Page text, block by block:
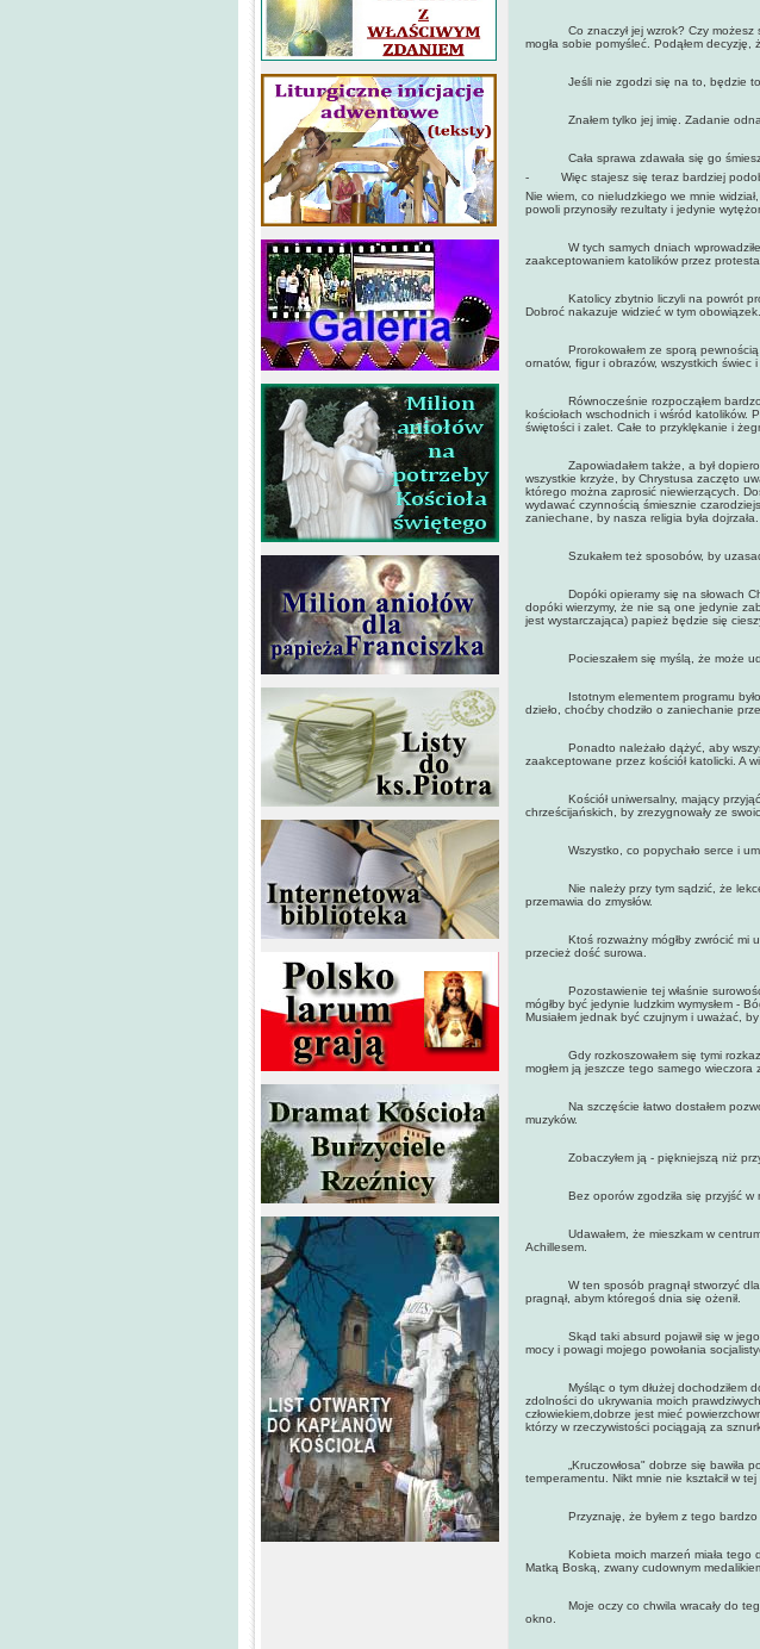
Co znaczył jej wzrok? Czy możesz się
mogła sobie pomyśleć. Podąłem decyzję,
Jeśli nie zgodzi się na to, będzie to
Znałem tylko jej imię. Zadanie
Cała sprawa zdawała się go
- Więc stajesz się teraz bardziej
Nie wiem, co nieludzkiego we mnie
powoli przynosiły rezultaty i jedynie
W tych samych dniach wprowadziłem
zaakceptowaniem katolików przez
Katolicy zbytnio liczyli na powrót
Dobroć nakazuje widzieć w tym
Prorokowałem ze sporą pewnością
ornatów, figur i obrazów, wszystkich świec
Równocześnie rozpocząłem bardzo
kościołach wschodnich i wśród
świętości i zalet. Całe to przyklękanie i
Zapowiadałem także, a był dopiero
wszystkie krzyże, by Chrystusa zaczęto
którego można zaprosić niewierzących.
wydawać czynnością śmiesznie
zaniechane, by nasza religia była dojrzała.
Szukałem też sposobów, by
Dopóki opieramy się na słowach
dopóki wierzymy, że nie są one jedynie
jest wystarczająca) papież będzie się
Pocieszałem się myślą, że może
Istotnym elementem programu było
dzieło, choćby chodziło o zaniechanie
Ponadto należało dążyć, aby
zaakceptowane przez kościół katolicki. A
Kościół uniwersalny, mający przyjąć
chrześcijańskich, by zrezygnowały ze
Wszystko, co popychało serce i
Nie należy przy tym sądzić, że
przemawia do zmysłów.
Ktoś rozważny mógłby zwrócić mi
przecież dość surowa.
Pozostawienie tej właśnie surowości
mógłby być jedynie ludzkim wymysłem -
Musiałem jednak być czujnym i uważać,
Gdy rozkoszowałem się tymi
mogłem ją jeszcze tego samego wieczora
Na szczęście łatwo dostałem
muzyków.
Zobaczyłem ją - piękniejszą niż przy
Bez oporów zgodziła się przyjść w
Udawałem, że mieszkam w centrum
Achillesem.
W ten sposób pragnął stworzyć dla
pragnął, abym któregoś dnia się ożenił.
Skąd taki absurd pojawił się w jego
mocy i powagi mojego powołania
Myśląc o tym dłużej dochodziłem do
zdolności do ukrywania moich
człowiekiem,dobrze jest mieć
którzy w rzeczywistości pociągają za
„Kruczowłosa" dobrze się bawiła
temperamentu. Nikt mnie nie kształcił w
Przyznaję, że byłem z tego bardzo
Kobieta moich marzeń miała tego
Matką Boską, zwany cudownym
Moje oczy co chwila wracały do tego
okno.